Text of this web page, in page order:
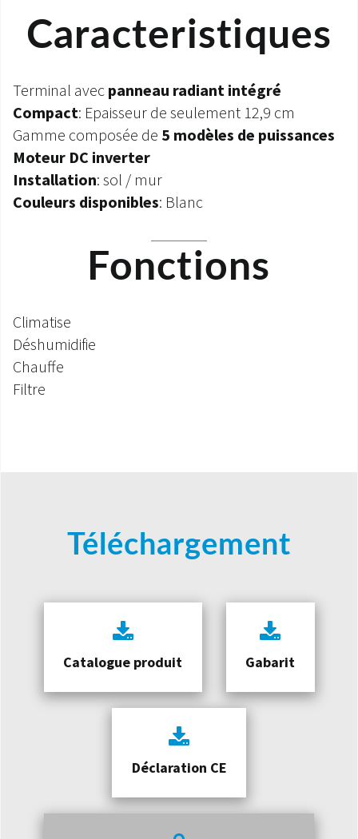
Caracteristiques
Terminal avec panneau radiant intégré
Compact: Epaisseur de seulement 12,9 cm
Gamme composée de 5 modèles de puissances
Moteur DC inverter
Installation: sol / mur
Couleurs disponibles: Blanc
Fonctions
Climatise
Déshumidifie
Chauffe
Filtre
Téléchargement
Catalogue produit Gabarit
Déclaration CE